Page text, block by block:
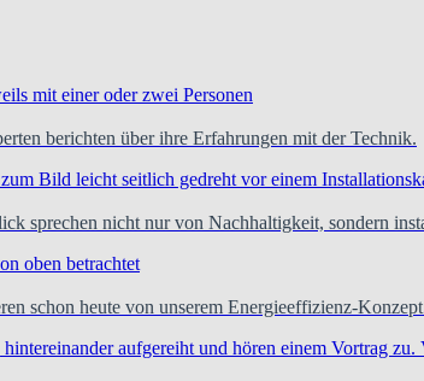
berichten über ihre Erfahrungen mit der Technik.
sprechen nicht nur von Nachhaltigkeit, sondern
schon heute von unserem Energieeffizienz-